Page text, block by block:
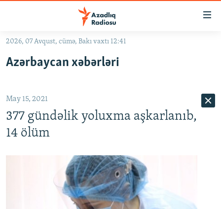
Əsas
qayıt
qayıt
Axtarışa
#ƏSLINDƏ
FƏRQƏ BAX
2026, 07 Avqust, cümə, Bakı vaxtı 12:41
Azərbaycan xəbərləri
May 15, 2021
377 gündəlik yoluxma aşkarlanıb,
14 ölüm